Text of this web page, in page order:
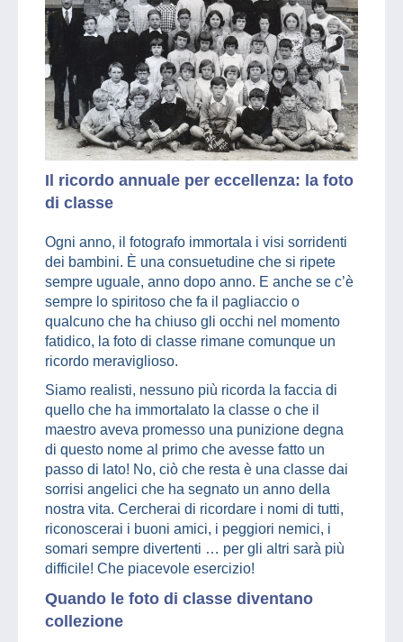
Il ricordo annuale per eccellenza: la foto
di classe
Ogni anno, il fotografo immortala i visi sorridenti
dei bambini. È una consuetudine che si ripete
sempre uguale, anno dopo anno. E anche se c’è
sempre lo spiritoso che fa il pagliaccio o
qualcuno che ha chiuso gli occhi nel momento
fatidico, la foto di classe rimane comunque un
ricordo meraviglioso.
Siamo realisti, nessuno più ricorda la faccia di
quello che ha immortalato la classe o che il
maestro aveva promesso una punizione degna
di questo nome al primo che avesse fatto un
passo di lato! No, ciò che resta è una classe dai
sorrisi angelici che ha segnato un anno della
nostra vita. Cercherai di ricordare i nomi di tutti,
riconoscerai i buoni amici, i peggiori nemici, i
somari sempre divertenti … per gli altri sarà più
difficile! Che piacevole esercizio!
Quando le foto di classe diventano
collezione